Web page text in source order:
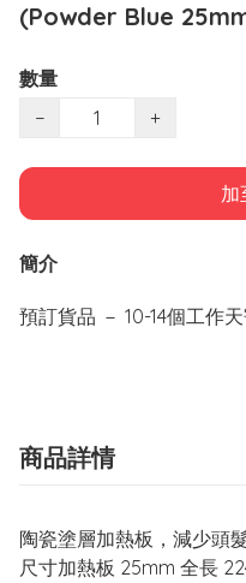
(Powder Blue
數量
−
+
加
簡介
商品詳情
陶瓷塗層加熱板，減少頭
尺寸加熱板 25mm 全長